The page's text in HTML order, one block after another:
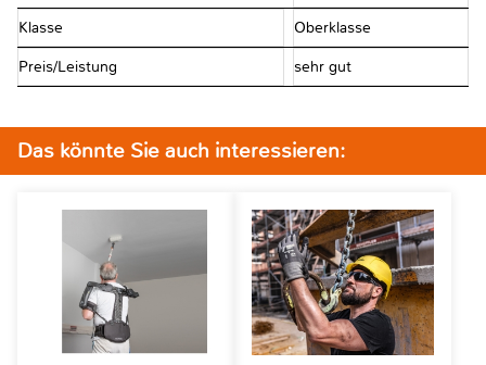
Klasse Oberklasse
Preis/Leistung sehr gut
Das könnte Sie auch interessieren: